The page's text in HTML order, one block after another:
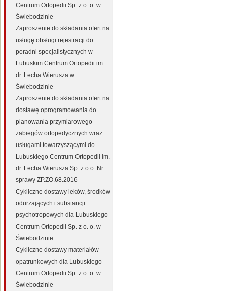
Centrum Ortopedii Sp. z o. o. w
Świebodzinie
Zaproszenie do składania ofert na
usługę obsługi rejestracji do
poradni specjalistycznych w
Lubuskim Centrum Ortopedii im.
dr. Lecha Wierusza w
Świebodzinie
Zaproszenie do składania ofert na
dostawę oprogramowania do
planowania przymiarowego
zabiegów ortopedycznych wraz
usługami towarzyszącymi do
Lubuskiego Centrum Ortopedii im.
dr. Lecha Wierusza Sp. z o.o. Nr
sprawy ZP.ZO.68.2016
Cykliczne dostawy leków, środków
odurzających i substancji
psychotropowych dla Lubuskiego
Centrum Ortopedii Sp. z o. o. w
Świebodzinie
Cykliczne dostawy materiałów
opatrunkowych dla Lubuskiego
Centrum Ortopedii Sp. z o. o. w
Świebodzinie